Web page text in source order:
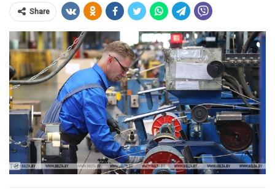
Share